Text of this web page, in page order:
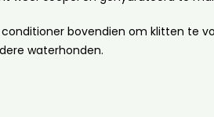
bovendien om klitten te
waterhonden.